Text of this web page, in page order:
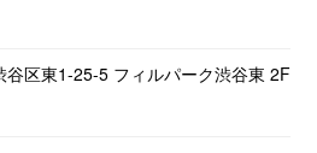
谷区東1-25-5 フィルパーク渋谷東 2F